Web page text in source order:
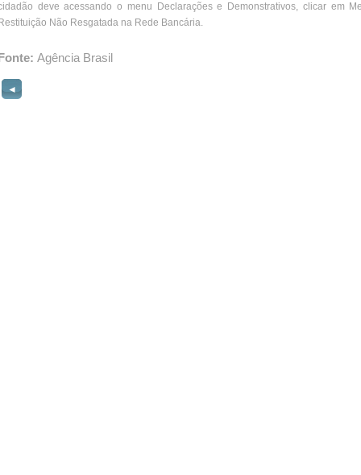
deve acessando o menu Declarações e Demonstrativos, clicar em
Não Resgatada na Rede Bancária.
Agência Brasil
◄